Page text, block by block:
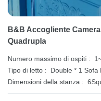
B&B Accogliente Camera
Quadrupla
Numero massimo di ospiti :
Tipo di letto :
Double * 1 Sofa
Dimensioni della stanza :